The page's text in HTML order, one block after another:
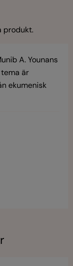
produkt.
A. Younans
är
ekumenisk